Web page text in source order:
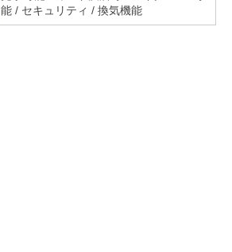
能 / セキュリティ / 換気機能